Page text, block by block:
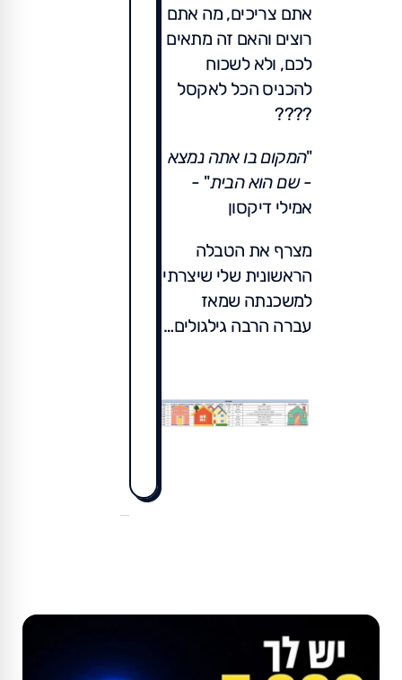
אתם צריכים, מה אתם
רוצים והאם זה מתאים
לכם, ולא לשכוח
להכניס הכל לאקסל
????
"המקום בו אתה נמצא
- שם הוא הבית" -
אמילי דיקסון
מצרף את הטבלה
הראשונית שלי שיצרתי
למשכנתה שמאז
עברה הרבה גילגולים…